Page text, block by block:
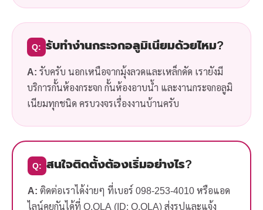
Q: รับทำง่านกระจกอลูมิเนียมด้วยไหม?
A: รับครับ นอกเหนือจากมุ้งลวดและเหล็กดัด เรายังมี
บริการกั้นห้องกระจก กั้นห้องอาบน้ำ และงานกระจกอลูมิ
เนียมทุกชนิด ครบวงจรเรื่องงานบ้านครับ
Q: สนใจติดตั้งต้องเริ่มอย่างไร?
A: ติดต่อเราได้ง่ายๆ ที่เบอร์ 098-253-4010 หรือแอด
ไลน์คุยกันได้ที่ O.OLA (ID: O.OLA) ส่งรูปและแจ้ง